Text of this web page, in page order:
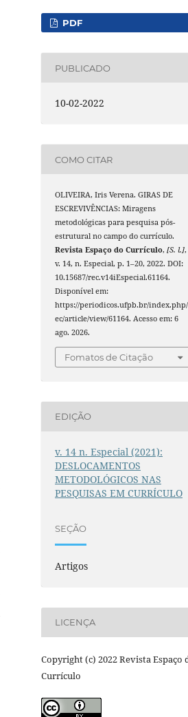
PDF
PUBLICADO
10-02-2022
COMO CITAR
OLIVEIRA, Iris Verena. GIRAS DE
ESCREVIVÊNCIAS: Miragens
metodológicas para pesquisa pós-
estrutural no campo do currículo.
Revista Espaço do Currículo,[S. l.],
v. 14, n. Especial, p. 1–20, 2022. DOI:
10.15687/rec.v14iEspecial.61164.
Disponível em:
https://periodicos.ufpb.br/
ec/article/view/61164. Acesso em: 6
ago. 2026.
Fomatos de Citação
EDIÇÃO
v. 14 n. Especial (2021):
DESLOCAMENTOS
METODOLÓGICOS NAS
PESQUISAS EM CURRÍCULO
SEÇÃO
Artigos
LICENÇA
Copyright (c) 2022 Revista Espaço
Currículo